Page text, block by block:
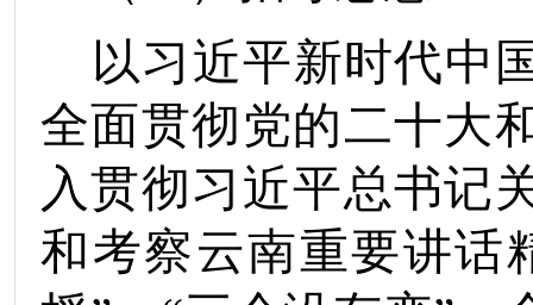
以习近平新时代中
全面贯彻党的二十大
入贯彻习近平总书记
和考察云南重要讲话